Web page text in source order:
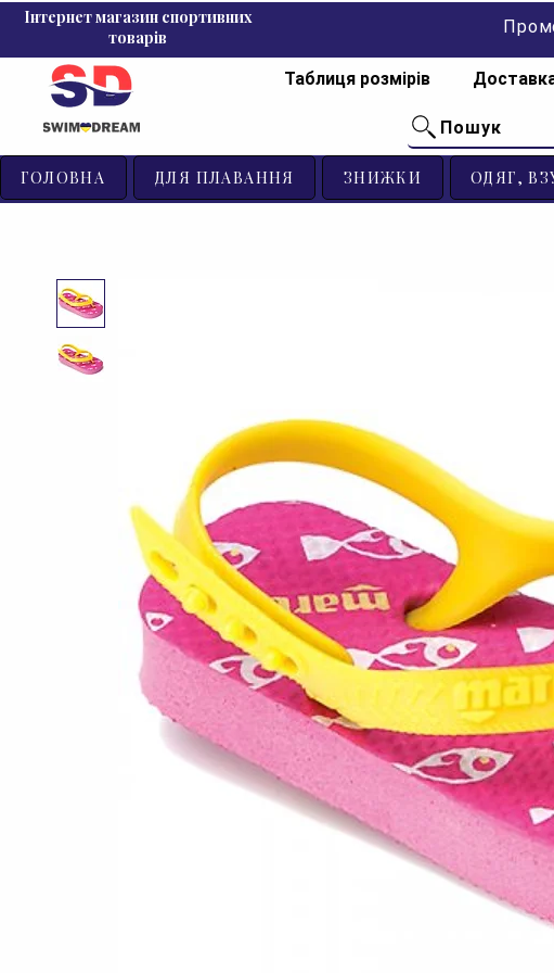
Інтернет магазин спортивних
товарів
Таблиця розмірів
Пошук
ГОЛОВНА ДЛЯ ПЛАВАННЯ ЗНИЖКИ ОДЯГ,